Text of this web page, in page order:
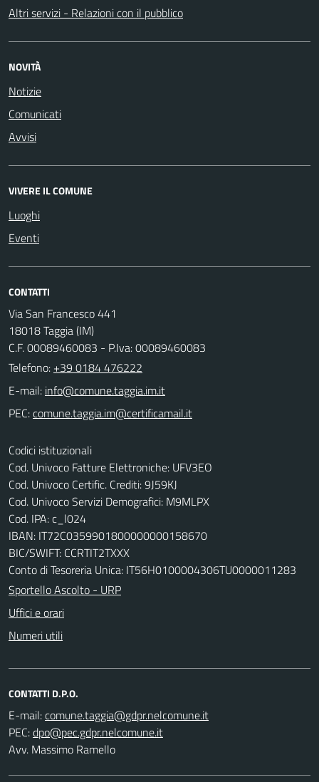
Altri servizi - Relazioni con il pubblico
NOVITÀ
Notizie
Comunicati
Avvisi
VIVERE IL COMUNE
Luoghi
Eventi
CONTATTI
Via San Francesco 441
18018 Taggia (IM)
C.F. 00089460083 - P.Iva: 00089460083
Telefono: +39 0184 476222
E-mail:
PEC:
Codici istituzionali
Cod. Univoco Fatture Elettroniche: UFV3EO
Cod. Univoco Certific. Crediti: 9J59KJ
Cod. Univoco Servizi Demografici: M9MLPX
Cod. IPA: c_l024
IBAN: IT72C0359901800000000158670
BIC/SWIFT: CCRTIT2TXXX
Conto di Tesoreria Unica: IT56H0100004306TU0000011283
Sportello Ascolto - URP
Uffici e orari
Numeri utili
CONTATTI D.P.O.
E-mail:
PEC:
Avv. Massimo Ramello